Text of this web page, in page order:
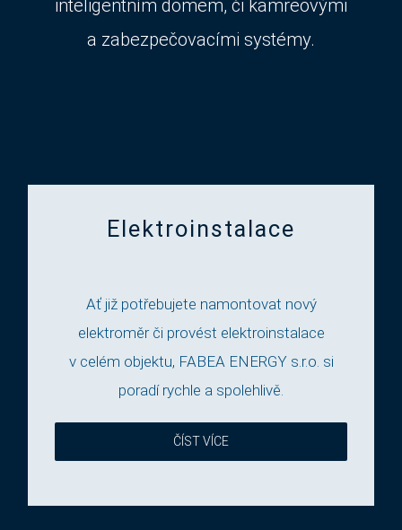
inteligentním domem, či kamreovými
a zabezpečovacími systémy.
Elektroinstalace
Ať již potřebujete namontovat nový
elektroměr či provést elektroinstalace
v celém objektu, FABEA ENERGY s.r.o. si
poradí rychle a spolehlivě.
ČÍST VÍCE